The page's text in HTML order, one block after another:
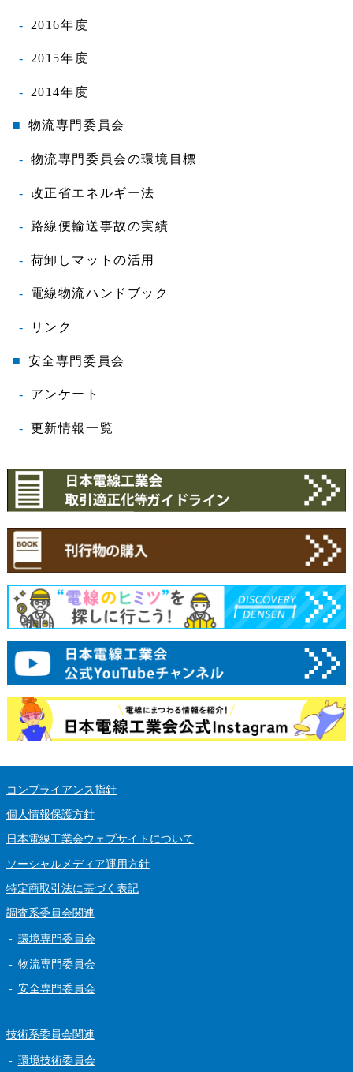
2016年度
2015年度
2014年度
物流専門委員会
物流専門委員会の環境目標
改正省エネルギー法
路線便輸送事故の実績
荷卸しマットの活用
電線物流ハンドブック
リンク
安全専門委員会
アンケート
更新情報一覧
コンプライアンス指針
個人情報保護方針
日本電線工業会ウェブサイトについて
ソーシャルメディア運用方針
特定商取引法に基づく表記
調査系委員会関連
環境専門委員会
物流専門委員会
安全専門委員会
技術系委員会関連
環境技術委員会